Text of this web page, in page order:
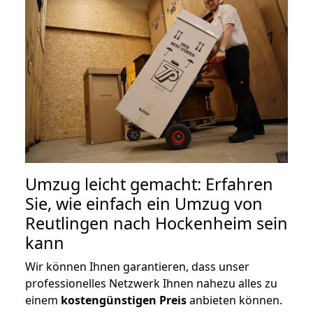
Umzug leicht gemacht: Erfahren
Sie, wie einfach ein Umzug von
Reutlingen nach Hockenheim sein
kann
Wir können Ihnen garantieren, dass unser
professionelles Netzwerk Ihnen nahezu alles zu
einem kostengünstigen Preisanbieten können.